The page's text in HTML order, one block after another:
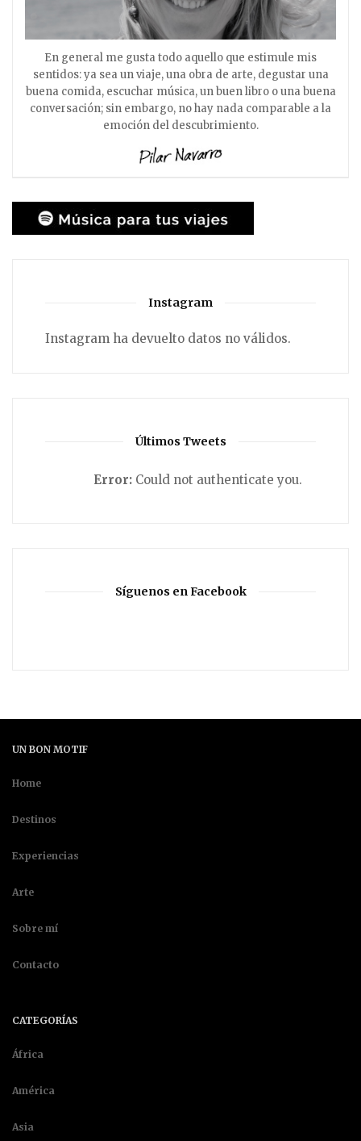
En general me gusta todo aquello que estimule mis
sentidos: ya sea un viaje, una obra de arte, degustar una
buena comida, escuchar música, un buen libro o una buena
conversación; sin embargo, no hay nada comparable a la
emoción del descubrimiento.
Instagram
Instagram ha devuelto datos no válidos.
Últimos Tweets
Error: Could not authenticate you.
Síguenos en Facebook
UN BON MOTIF
Home
Destinos
Experiencias
Arte
Sobre mí
Contacto
CATEGORÍAS
África
América
Asia